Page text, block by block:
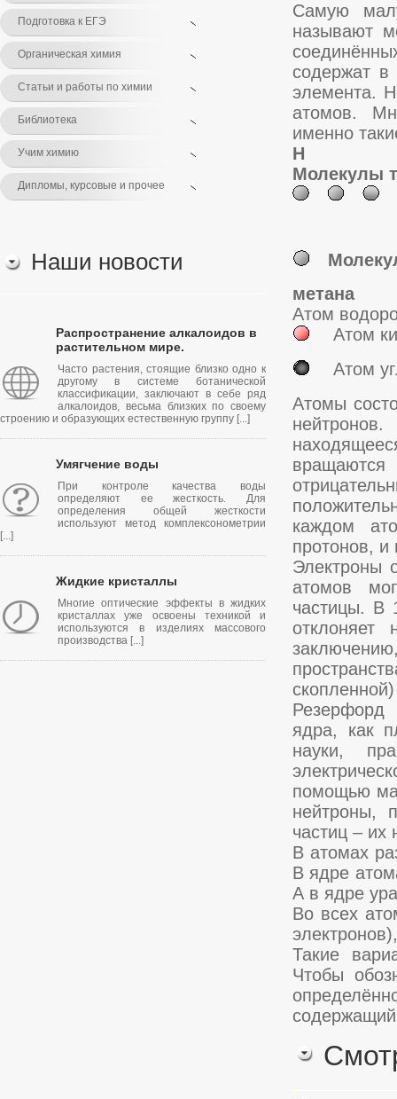
Подготовка к ЕГЭ
Органическая химия
Статьи и работы по химии
Библиотека
Учим химию
Дипломы, курсовые и прочее
Наши новости
Распространение алкалоидов в
растительном мире.
Часто растения, стоящие близко одно к
другому в системе ботанической
классификации, заключают в себе ряд
алкалоидов, весьма близких по своему
строению и образующих естественную группу [...]
Умягчение воды
При контроле качества воды
определяют ее жесткость. Для
определения общей жесткости
используют метод комплексонометрии
[...]
Жидкие кристаллы
Многие оптические эффекты в жидких
кристаллах уже освоены техникой и
используются в изделиях массового
производства [...]
Самую
называют
содержат
элемента.
атомов.
именно
H
Молекулы
метана
Атом
Атом
Атом
Атомы
каждом
протонов, и
Электроны
атомов
частицы. В
Резерфорд
ядра, как
науки,
помощью
нейтроны,
частиц – их
В атомах
В ядре
А в ядре
Во всех
Такие
Чтобы